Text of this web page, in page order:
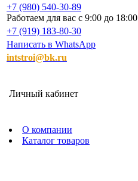
+7 (980) 540-30-89
Работаем для вас с 9:00 до 18:00
+7 (919) 183-80-30
Написать в WhatsApp
intstroi@bk.ru
Личный кабинет
О компании
Каталог товаров